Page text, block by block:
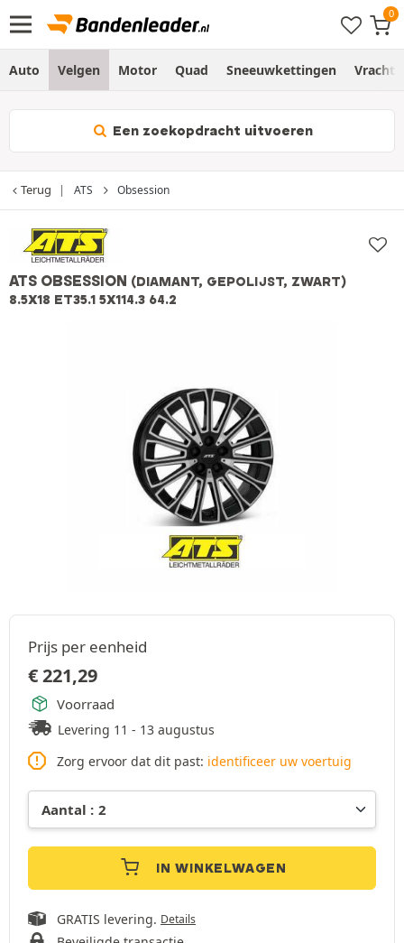
Auto Velgen Motor Quad Sneeuwkettingen
Een zoekopdracht uitvoeren
Terug ATS Obsession
ATS OBSESSION (DIAMANT, GEPOLIJST, ZWART)
8.5X18 ET35.1 5X114.3 64.2
Prijs per eenheid
€221,29
Voorraad
Levering 11 - 13 augustus
Zorg ervoor dat dit past: identificeer uw voertuig
IN WINKELWAGEN
GRATIS levering. Details